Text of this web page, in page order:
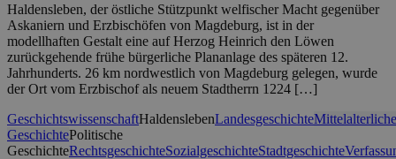
Haldensleben, der östliche Stützpunkt welfischer Macht gegenüber
Askaniern und Erzbischöfen von Magdeburg, ist in der
modellhaften Gestalt eine auf Herzog Heinrich den Löwen
zurückgehende frühe bürgerliche Plananlage des späteren 12.
Jahrhunderts. 26 km nordwestlich von Magdeburg gelegen, wurde
der Ort vom Erzbischof als neuem Stadtherrn 1224 […]
GeschichtswissenschaftHaldenslebenLandesgeschichteMittelalterliche
GeschichtePolitische
GeschichteRechtsgeschichteSozialgeschichteStadtgeschichte